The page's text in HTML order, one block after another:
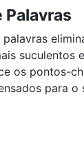
Palavras
suculentos
os pontos-
para o